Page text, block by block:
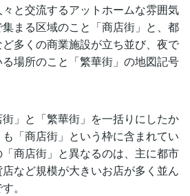
と交流するアットホームな雰囲気
まる区域のこと「商店街」と、都
多くの商業施設が立ち並び、夜で
場所のこと「繁華街」の地図記号
」と「繁華街」を一括りにしたか
「商店街」という枠に含まれてい
商店街」と異なるのは、主に都市
など規模が大きいお店が多く並ん
。